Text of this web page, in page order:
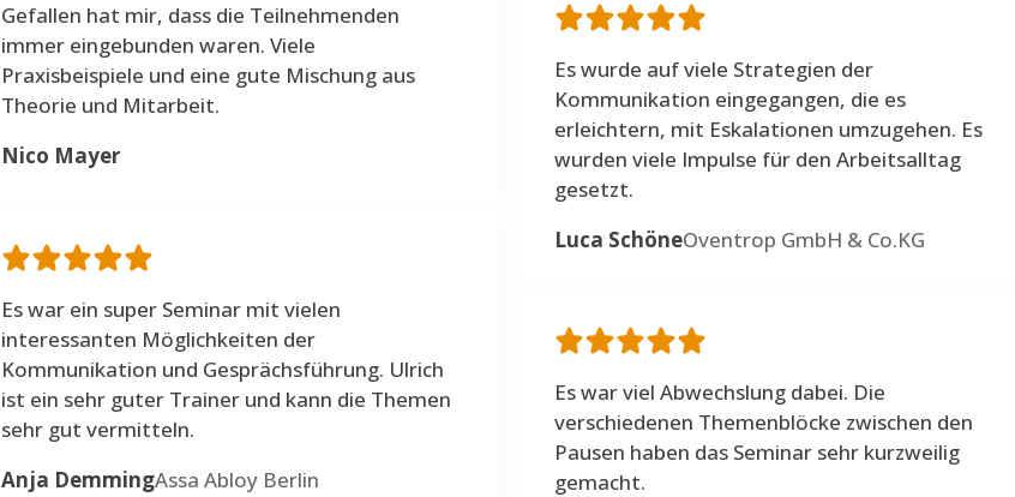
Gefallen hat mir, dass die Teilnehmenden
immer eingebunden waren. Viele
Praxisbeispiele und eine gute Mischung aus
Theorie und Mitarbeit.
Nico Mayer
Es war ein super Seminar mit vielen
interessanten Möglichkeiten der
Kommunikation und Gesprächsführung. Ulrich
ist ein sehr guter Trainer und kann die Themen
sehr gut vermitteln.
Anja DemmingAssa Abloy Berlin
Es wurde auf viele Strategien der
Kommunikation eingegangen, die es
erleichtern, mit Eskalationen umzugehen. Es
wurden viele Impulse für den Arbeitsalltag
gesetzt.
Luca SchöneOventrop GmbH & Co.KG
Es war viel Abwechslung dabei. Die
verschiedenen Themenblöcke zwischen den
Pausen haben das Seminar sehr kurzweilig
gemacht.